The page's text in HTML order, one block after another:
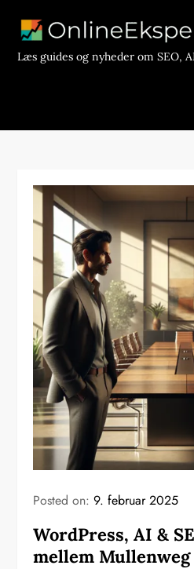
contentLæs guides og nyheder om SEO,
Posted on:9. februar 2025
WordPress, AI &
mellem Mullenweg